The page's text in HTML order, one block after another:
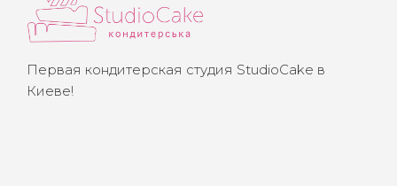
Первая кондитерская студия StudioCake в
Киеве!